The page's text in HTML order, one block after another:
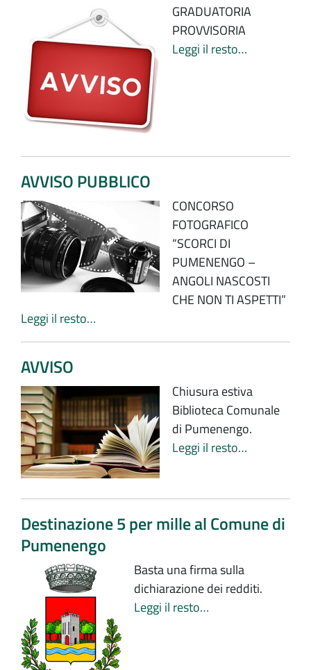
GRADUATORIA
PROVVISORIA
Leggi il resto…
AVVISO PUBBLICO
CONCORSO
FOTOGRAFICO
“SCORCI DI
PUMENENGO –
ANGOLI NASCOSTI
CHE NON TI ASPETTI”
Leggi il resto…
AVVISO
Chiusura estiva
Biblioteca Comunale
di Pumenengo.
Leggi il resto…
Destinazione 5 per mille al Comune di
Pumenengo
Basta una firma sulla
dichiarazione dei redditi.
Leggi il resto…